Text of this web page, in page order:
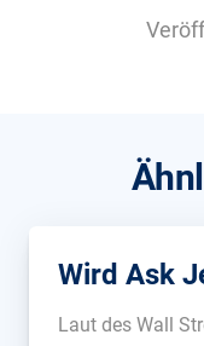
Wird Ask
Laut des Wall